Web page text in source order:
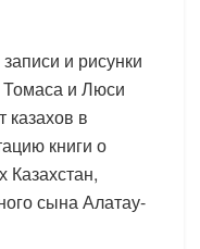
и рисунки
Томаса и Люси
в
книги о
Казахстан,
сына Алатау-